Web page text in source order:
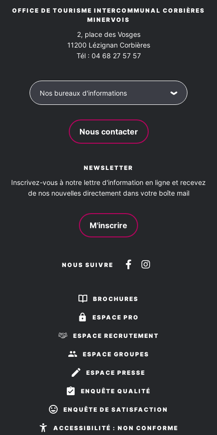
OFFICE DE TOURISME INTERCOMMUNAL CORBIÈRES
MINERVOIS
2, place des Vosges
11200 Lézignan Corbières
Tél : 04 68 27 57 57
Nos bureaux d'informations
Nous contacter
NEWSLETTER
Inscrivez-vous à notre lettre d'information en ligne et recevez
de nos nouvelles directement dans votre boîte mail
M'inscrire
NOUS SUIVRE
Suivez-
sur
Suivez-
BROCHURES
ESPACE PRO
ESPACE RECRUTEMENT
ESPACE GROUPES
ESPACE PRESSE
ENQUÊTE QUALITÉ
ENQUÊTE DE SATISFACTION
ACCESSIBILITÉ : NON CONFORME